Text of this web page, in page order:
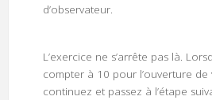
d’observateur.
L’exercice ne s’arrête pas là.
compter à 10 pour l’ouverture de
continuez et passez à l’étape